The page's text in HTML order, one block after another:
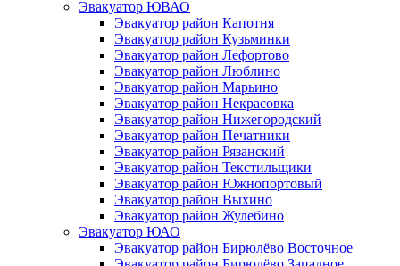
Эвакуатор ЮВАО
Эвакуатор район Капотня
Эвакуатор район Кузьминки
Эвакуатор район Лефортово
Эвакуатор район Люблино
Эвакуатор район Марьино
Эвакуатор район Некрасовка
Эвакуатор район Нижегородский
Эвакуатор район Печатники
Эвакуатор район Рязанский
Эвакуатор район Текстильщики
Эвакуатор район Южнопортовый
Эвакуатор район Выхино
Эвакуатор район Жулебино
Эвакуатор ЮАО
Эвакуатор район Бирюлёво Восточное